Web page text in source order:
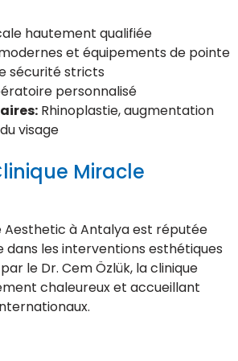
hautement qualifiée
et équipements de pointe
sécurité stricts
personnalisé
Rhinoplastie, augmentation
visage
Miracle
Aesthetic à Antalya est réputée
dans les interventions esthétiques
le Dr. Cem Özlük, la clinique
chaleureux et accueillant